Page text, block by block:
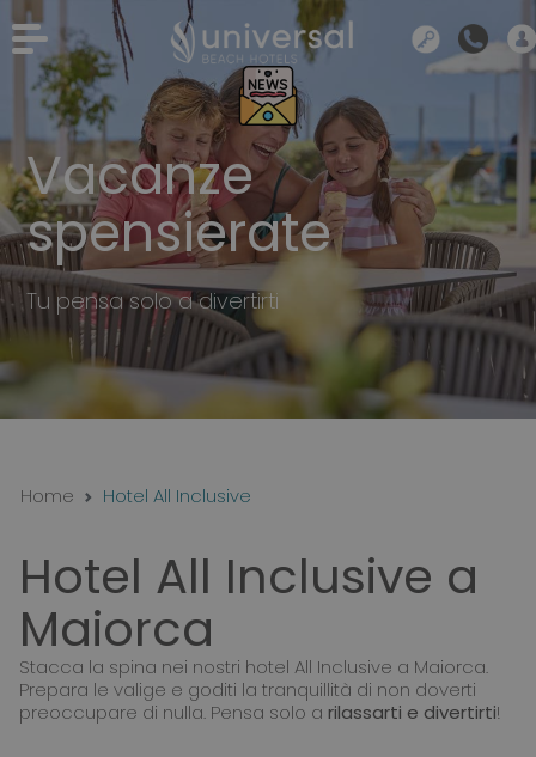
Vacanze
spensierate
Tu pensa solo a divertirti
Home Hotel All Inclusive
Hotel All Inclusive a
Maiorca
Stacca la spina nei nostri hotel All Inclusive a Maiorca.
Prepara le valige e goditi la tranquillità di non doverti
preoccupare di nulla. Pensa solo a rilassarti e divertirti!